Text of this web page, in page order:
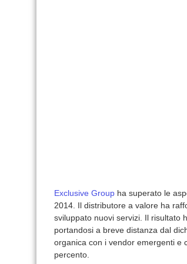
Exclusive Group ha superato le
2014. Il distributore a valore ha
sviluppato nuovi servizi. Il risultato
portandosi a breve distanza dal
organica con i vendor emergenti e
percento.